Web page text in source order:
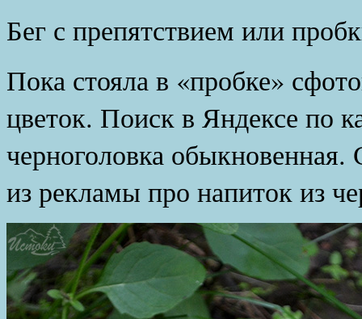
Бег с препятствием или
Пока стояла в «пробке»
цветок. Поиск в Яндексе по
черноголовка обыкновенная.
из рекламы про напиток из